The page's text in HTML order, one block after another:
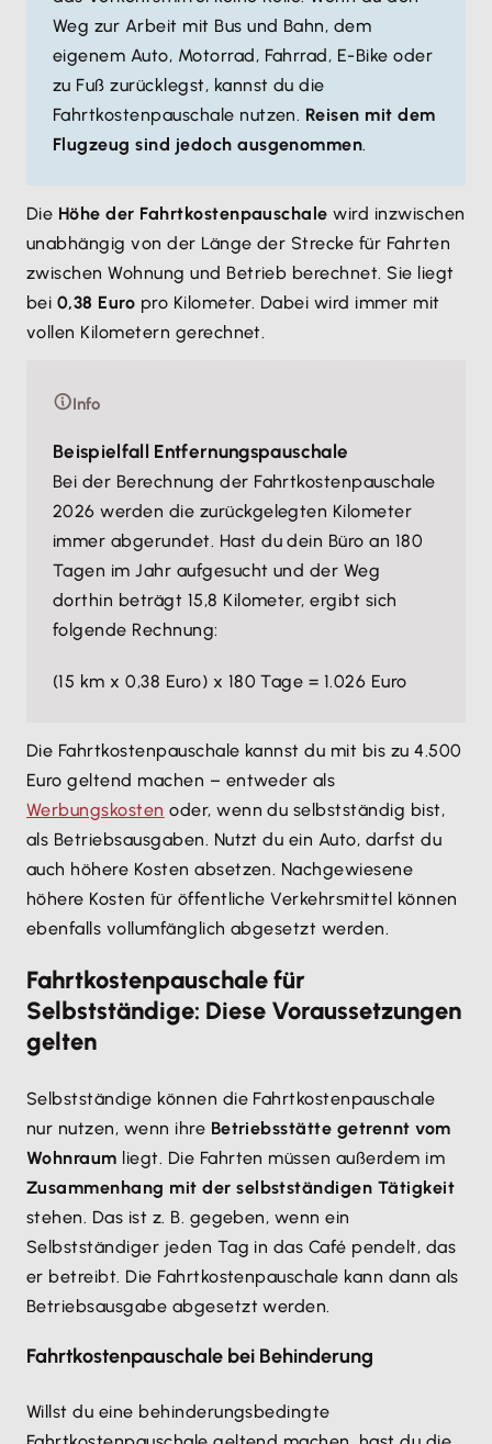
Weg zur Arbeit mit Bus und Bahn, dem
eigenem Auto, Motorrad, Fahrrad, E-Bike oder
zu Fuß zurücklegst, kannst du die
Fahrtkostenpauschale nutzen. Reisen mit dem
Flugzeug sind jedoch ausgenommen.
Die Höhe der Fahrtkostenpauschale wird inzwischen
unabhängig von der Länge der Strecke für Fahrten
zwischen Wohnung und Betrieb berechnet. Sie liegt
bei 0,38 Euro pro Kilometer. Dabei wird immer mit
vollen Kilometern gerechnet.
Info
Beispielfall Entfernungspauschale
Bei der Berechnung der Fahrtkostenpauschale
2026 werden die zurückgelegten Kilometer
immer abgerundet. Hast du dein Büro an 180
Tagen im Jahr aufgesucht und der Weg
dorthin beträgt 15,8 Kilometer, ergibt sich
folgende Rechnung:
(15 km x 0,38 Euro) x 180 Tage = 1.026 Euro
Die Fahrtkostenpauschale kannst du mit bis zu 4.500
Euro geltend machen – entweder als
Werbungskosten oder, wenn du selbstständig bist,
als Betriebsausgaben. Nutzt du ein Auto, darfst du
auch höhere Kosten absetzen. Nachgewiesene
höhere Kosten für öffentliche Verkehrsmittel können
ebenfalls vollumfänglich abgesetzt werden.
Fahrtkostenpauschale für
Selbstständige: Diese Voraussetzungen
gelten
Selbstständige können die Fahrtkostenpauschale
nur nutzen, wenn ihre Betriebsstätte getrennt vom
Wohnraum liegt. Die Fahrten müssen außerdem im
Zusammenhang mit der selbstständigen Tätigkeit
stehen. Das ist z. B. gegeben, wenn ein
Selbstständiger jeden Tag in das Café pendelt, das
er betreibt. Die Fahrtkostenpauschale kann dann als
Betriebsausgabe abgesetzt werden.
Fahrtkostenpauschale bei Behinderung
Willst du eine behinderungsbedingte